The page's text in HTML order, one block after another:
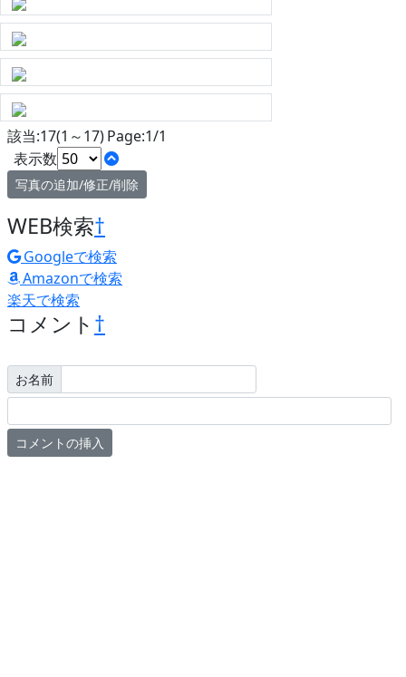
該当:17(1～17) Page:1/1
表示数
写真の追加/修正/削除
WEB検索†
Googleで検索
Amazonで検索
楽天で検索
コメント †
お名前